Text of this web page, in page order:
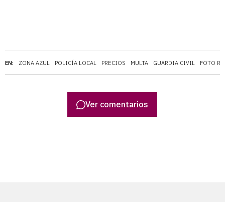
EN: ZONA AZUL POLICÍA LOCAL PRECIOS MULTA GUARDIA CIVIL FOTO
Ver comentarios